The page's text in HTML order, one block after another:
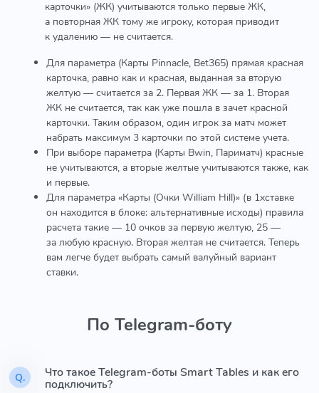
карточки» (ЖК) учитываются только первые ЖК,
а повторная ЖК тому же игроку, которая приводит
к удалению — не считается.
Для параметра (Карты Pinnacle, Bet365) прямая красная
карточка, равно как и красная, выданная за вторую
желтую — считается за 2. Первая ЖК — за 1. Вторая
ЖК не считается, так как уже пошла в зачет красной
карточки. Таким образом, один игрок за матч может
набрать максимум 3 карточки по этой системе учета.
При выборе параметра (Карты Bwin, Париматч) красные
не учитываются, а вторые желтые учитываются также, как
и первые.
Для параметра «Карты (Очки William Hill)» (в 1хставке
он находится в блоке: альтернативные исходы) правила
расчета такие — 10 очков за первую желтую, 25 —
за любую красную. Вторая желтая не считается. Теперь
вам легче будет выбрать самый валуйный вариант
ставки.
По Telegram-боту
Q. Что такое Telegram-боты Smart Tables и как его
подключить?